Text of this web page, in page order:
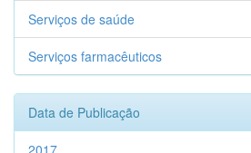
Serviços de saúde
Serviços farmacêuticos
Data de Publicação
2017